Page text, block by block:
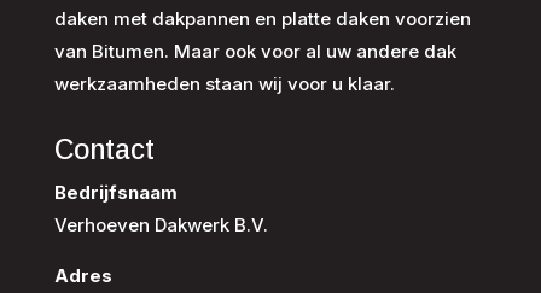
daken met dakpannen en platte daken voorzien
van Bitumen. Maar ook voor al uw andere dak
werkzaamheden staan wij voor u klaar.
Contact
Bedrijfsnaam
Verhoeven Dakwerk B.V.
Adres